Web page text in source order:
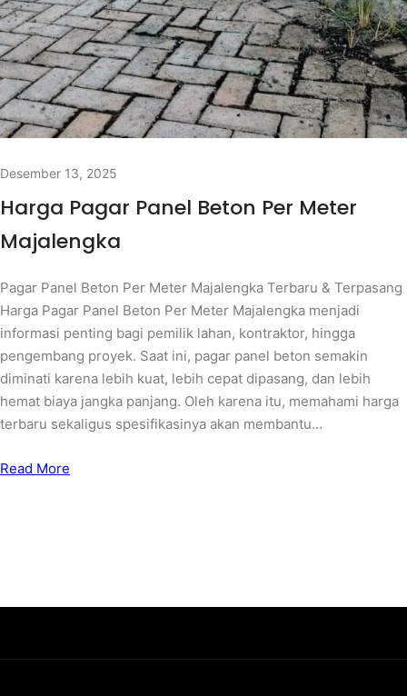
Desember 13, 2025
Harga Pagar Panel Beton Per Meter
Majalengka
Pagar Panel Beton Per Meter Majalengka Terbaru & Terpasang
Harga Pagar Panel Beton Per Meter Majalengka menjadi
informasi penting bagi pemilik lahan, kontraktor, hingga
pengembang proyek. Saat ini, pagar panel beton semakin
diminati karena lebih kuat, lebih cepat dipasang, dan lebih
hemat biaya jangka panjang. Oleh karena itu, memahami harga
terbaru sekaligus spesifikasinya akan membantu…
Read More